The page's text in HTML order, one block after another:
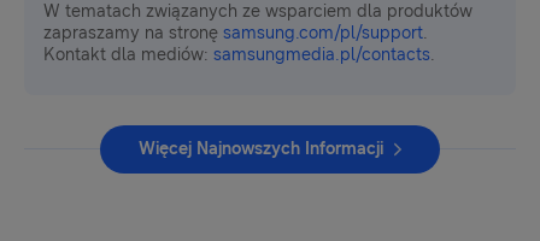
W tematach związanych ze wsparciem dla produktów
zapraszamy na stronę samsung.com/pl/support.
Kontakt dla mediów: samsungmedia.pl/contacts.
Więcej Najnowszych Informacji